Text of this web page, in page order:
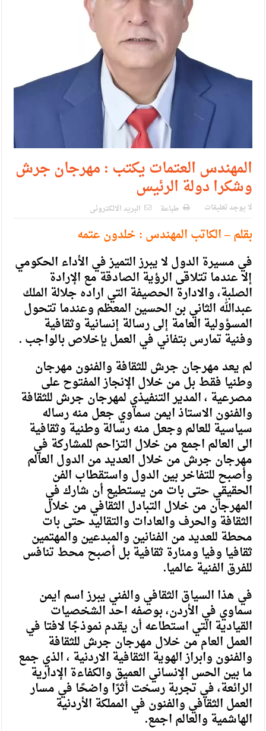
النواب على شراكة فاعلة مع الإعلام
دعوة المكلفين بخدمة العلم (الدفعة الثالثة) إلى مراجعة منصة خدمة
العلم
الملك يلتقي مجموعة من رفاق السلاح
الملك يتلقى اتصالا هاتفيا من العاهل البحريني
القاضي محمود أحمد فريحات.. مبارك ومزيدا من التوفيق
المهندس العتمات يكتب : مهرجان جرش
وشكرا دولة الرئيس
لا يوجد تعليقات طباعة البريد الالكترونى
بقلم – الكاتب المهندس : خلدون عتمه
في مسيرة الدول لا یبرز التميز في الأداء الحكومي
إلا عندما تتلاقى الرؤية الصادقة مع الإرادة
الصلبة، والادارة الحصيفة التي اراده جلالة الملك
عبدالله الثاني بن الحسين المعظم وعندما تتحول
المسؤولية العامة إلى رسالة إنسانية وثقافية
وفنية تمارس بتفاني في العمل بإخلاص بالواجب .
لم يعد مهرجان جرش للثقافة والفنون مهرجان
وطنيا فقط بل من خلال الإنجاز المفتوح على
مصرعية ، المدير التنفيذي لمهرجان جرش للثقافة
والفنون الاستاذ ايمن سماوي جعل منه رساله
سياسية للعالم وجعل منه رسالة وطنية وثقافية
الى العالم اجمع من خلال التزاحم للمشاركة في
مهرجان جرش من خلال العديد من الدول العالم
وأصبح للتفاخر بين الدول واستقطاب الفن
الحقيقي حتى بات من يستطيع أن شارك في
المهرجان من خلال التبادل الثقافي من خلال
الثقافة والحرف والعادات والتقاليد حتى بات
محطة للعديد من الفنانين والمبدعين والمهتمين
ثقافيا وفيا ومنارة ثقافية بل أصبح محط تنافس
للفرق الفنية عالميا.
في هذا السياق الثقافي والفني يبرز اسم ايمن
سماوي في الأردن، بوصفه احد الشخصيات
القيادية التي استطاعه أن يقدم نموذجًا لافتا في
العمل العام من خلال مهرجان جرش للثقافة
والفنون وابراز الهوية الثقافية الاردنية ، الذي جمع
ما بين الحس الإنساني العميق والكفاءة الإدارية
الرائعة، في تجربة رسخت أثرًا واضحًا في مسار
العمل الثقافي والفنون في المملكة الأردنية
الهاشمية والعالم اجمع.